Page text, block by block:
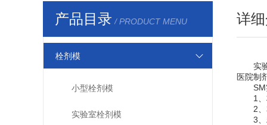
产品目录 / PRODUCT MENU
栓剂模
小型栓剂模
实验室栓剂模
详
实验
医院制
SM实
1、
2、本
3、精